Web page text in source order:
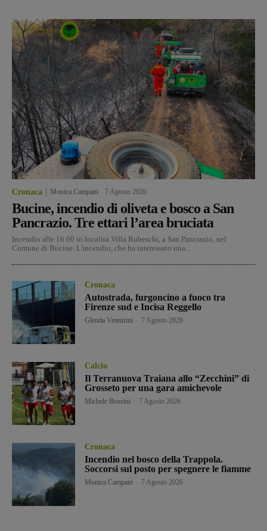
Cronaca Monica Campani 7 Agosto 2026
Bucine, incendio di oliveta e bosco a San
Pancrazio. Tre ettari l’area bruciata
Incendio alle 16.00 in località Villa Rubeschi, a San Pancrazio, nel
Comune di Bucine. L'incendio, che ha interessato una...
Cronaca
Autostrada, furgoncino a fuoco tra
Firenze sud e Incisa Reggello
Glenda Venturini 7 Agosto 2026
Calcio
Il Terranuova Traiana allo “Zecchini” di
Grosseto per una gara amichevole
Michele Bossini 7 Agosto 2026
Cronaca
Incendio nel bosco della Trappola.
Soccorsi sul posto per spegnere le fiamme
Monica Campani 7 Agosto 2026